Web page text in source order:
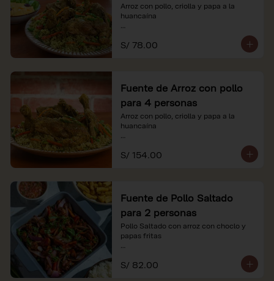
Arroz con pollo, criolla y papa a la
huancaína
*Nuestros precios están expresados en
soles e incluyen impuestos de ley y
S/ 78.00
Fuente de Arroz con pollo
para 4 personas
Arroz con pollo, criolla y papa a la
huancaína
*Nuestros precios están expresados en
soles e incluyen impuestos de ley y
S/ 154.00
Fuente de Pollo Saltado
para 2 personas
Pollo Saltado con arroz con choclo y
papas fritas
*Nuestros precios están expresados en
soles e incluyen impuestos de ley y
S/ 82.00